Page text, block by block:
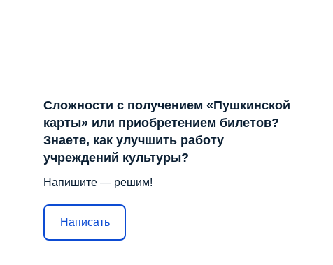
карты» или приобретением билетов?
Знаете, как улучшить работу
учреждений культуры?